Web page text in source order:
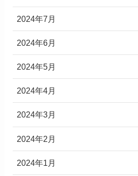
2024年7月
2024年6月
2024年5月
2024年4月
2024年3月
2024年2月
2024年1月